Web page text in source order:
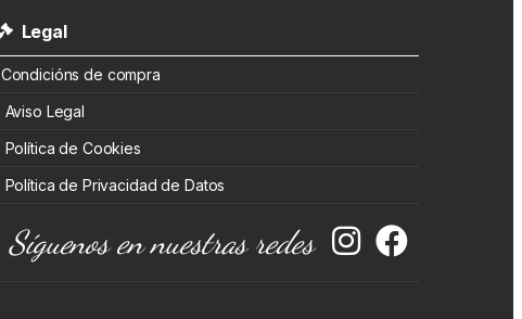
Legal
Condicións de compra
Aviso Legal
Política de Cookies
Política de Privacidad de Datos
Síguenos en nuestras redes